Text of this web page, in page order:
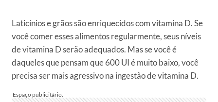
Laticínios e grãos são enriquecidos com vitamina D. Se
você comer esses alimentos regularmente, seus níveis
de vitamina D serão adequados. Mas se você é
daqueles que pensam que 600 UI é muito baixo, você
precisa ser mais agressivo na ingestão de vitamina D.